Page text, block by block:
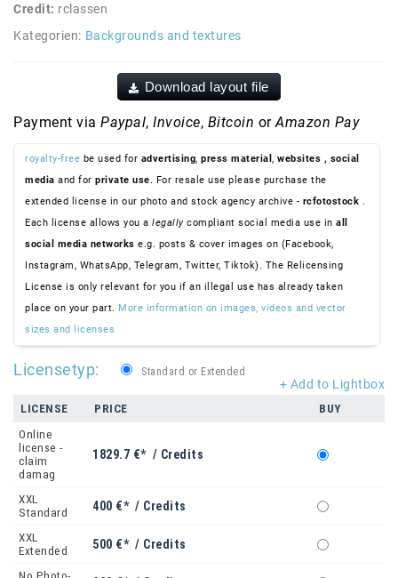
Credit: rclassen
Kategorien: Backgrounds and textures
Download layout file
Payment via Paypal, Invoice, Bitcoin orAmazon Pay
royalty-free be used for advertising, press material , websites , social
media and for private use. For resale use please purchase the
extended license in our photo and stock agency archive - rcfotostock .
Each license allows you a legallycompliant social media use in all
social media networks e.g. posts & cover images on (Facebook,
Instagram, WhatsApp, Telegram, Twitter, Tiktok). The Relicensing
License is only relevant for you if an illegal use has already taken
place on your part. More information on images, videos and vector
sizes and licenses
+ Add to Lightbox
Licensetyp: Standard or Extended
LICENSE PRICE
BUY
Online
license -
claim
damag
1829.7 €* / Credits
XXL
Standard
400 €* / Credits
XXL
Extended
500 €* / Credits